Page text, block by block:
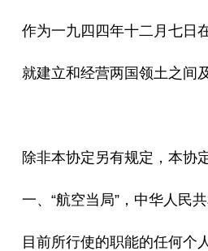
作为一九四四年十二月七日在
就建立和经营两国领土之间及
除非本协定另有规定，本协定
一、“航空当局”，中华人民共
目前所行使的职能的任何个人